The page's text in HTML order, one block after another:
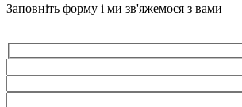
Заповніть форму і ми зв'яжемося з вами